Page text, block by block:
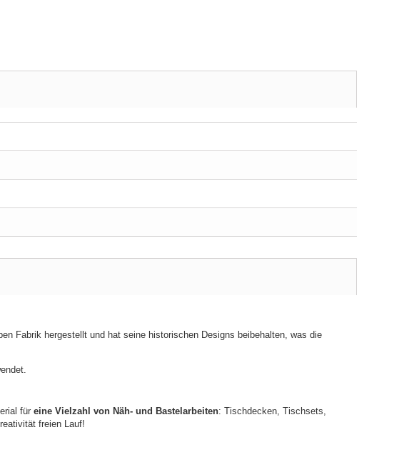
Fabrik hergestellt und hat seine historischen Designs beibehalten, was die
für eine Vielzahl von Näh- und Bastelarbeiten: Tischdecken, Tischsets,
freien Lauf!